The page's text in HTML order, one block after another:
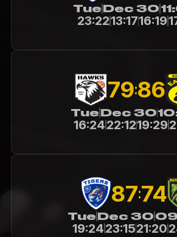
TueDec 30
23:2213:1716:19
79:86
TueDec 30
16:2422:1219:29
87:74
TueDec 30
19:2423:1521:20